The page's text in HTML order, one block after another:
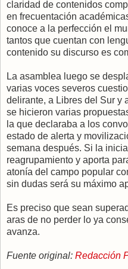
claridad de contenidos
en frecuentación
conoce a la perfección el
tantos que cuentan con
contenido su discurso es
La asamblea luego se
varias voces severos
delirante, a Libres del Sur y
se hicieron varias
la que declaraba a los
estado de alerta y
semana después. Si la
reagrupamiento y aporta
atonía del campo popular
sin dudas será su máximo
Es preciso que sean
aras de no perder lo ya
avanza.
Fuente original: Redacción